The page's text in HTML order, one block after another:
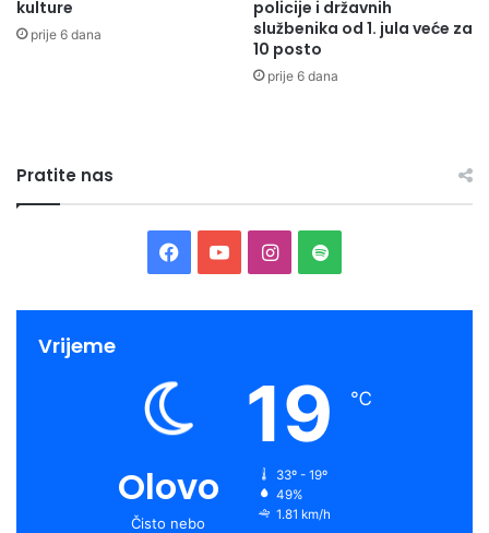
kulture
prije 6 dana
policije i državnih
službenika od 1. jula veće za
10 posto
prije 6 dana
Pratite nas
Facebook
YouTubeInstagram
Spotify
Vrijeme
Olovo
Čisto nebo
19 ℃
33º - 19º
49%
1.81 km/h